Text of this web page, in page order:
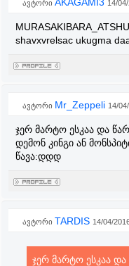
ავტორი 14/
shavxvrelsac ukugma
ავტორი Mr_Zeppeli 14/
ჯერ მარტო ესკაა და
დემონ კინგი ან
წავა:დდდ
ავტორი TARDIS 14/04/
ჯერ მარტო ესკაა